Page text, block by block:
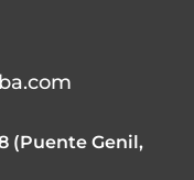
(Puente Genil,